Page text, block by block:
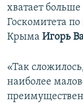
хватает больше
Госкомитета
Крыма Игорь
«Так
наиболее